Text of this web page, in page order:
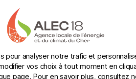
pour les fins suivantes :
des dossiers prospects et
newsletters, invitations
pour analyser notre trafic et
vos choix à tout moment en
page. Pour en savoir plus, consultez